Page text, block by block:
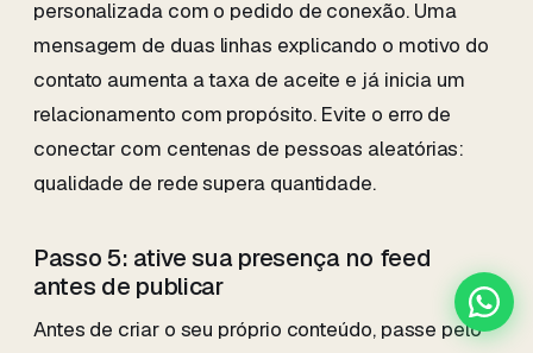
personalizada com o pedido de conexão. Uma
mensagem de duas linhas explicando o motivo do
contato aumenta a taxa de aceite e já inicia um
relacionamento com propósito. Evite o erro de
conectar com centenas de pessoas aleatórias:
qualidade de rede supera quantidade.
Passo 5: ative sua presença no feed
antes de publicar
Antes de criar o seu próprio conteúdo, passe pelo